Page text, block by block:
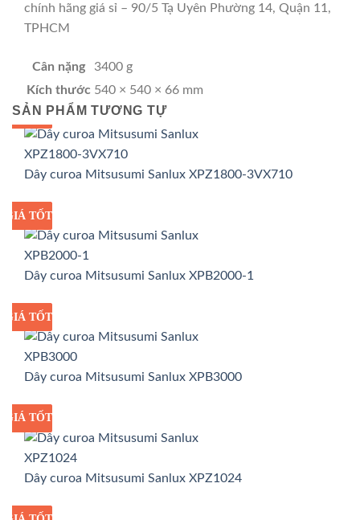
chính hãng giá sỉ – 90/5 Tạ Uyên Phường 14, Quận 11,
TPHCM
Cân nặng
3400 g
Kích thước 540 × 540 × 66 mm
SẢN PHẨM TƯƠNG TỰ
GIÁ SỈ
GIÁ TỐT
Dây curoa Mitsusumi Sanlux XPZ1800-3VX710
GIÁ SỈ
GIÁ TỐT
Dây curoa Mitsusumi Sanlux XPB2000-1
GIÁ SỈ
GIÁ TỐT
Dây curoa Mitsusumi Sanlux XPB3000
GIÁ SỈ
GIÁ TỐT
Dây curoa Mitsusumi Sanlux XPZ1024